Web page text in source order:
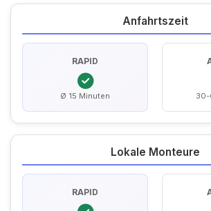
Anfahrtszeit
RAPID
Ø 15 Minuten 30-
Lokale Monteure
RAPID